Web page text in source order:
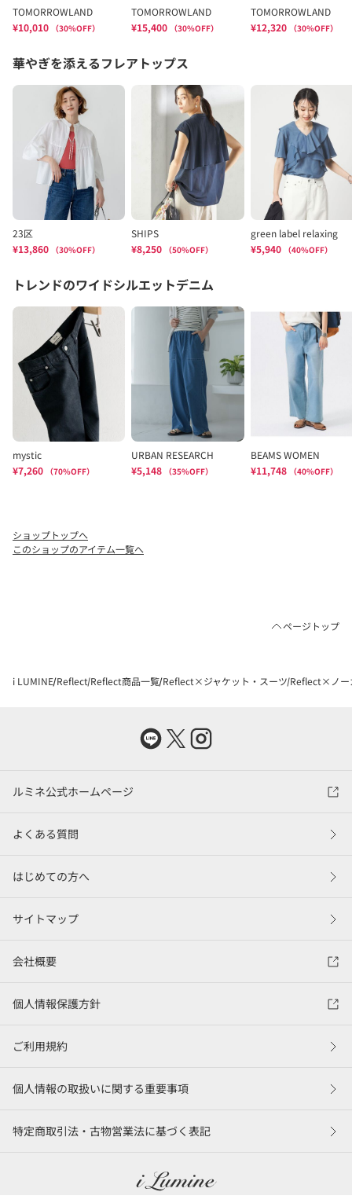
ショップトップへ
このショップのアイテム一覧へ
ページトップ
i LUMINE Reflect Reflect商品一覧 Reflect×ジャケット・スーツ Reflect×ノー
ルミネ公式ホームページ
よくある質問
はじめての方へ
サイトマップ
会社概要
個人情報保護方針
ご利用規約
個人情報の取扱いに関する重要事項
特定商取引法・古物営業法に基づく表記